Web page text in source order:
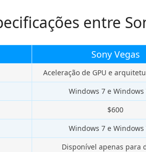
entre
Sony Vegas
Aceleração de GPU e
Windows 7 e Windows
$600
Windows 7 e Windows
Disponível apenas para